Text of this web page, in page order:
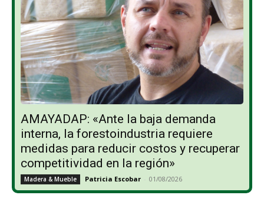
AMAYADAP: «Ante la baja demanda
interna, la forestoindustria requiere
medidas para reducir costos y recuperar
competitividad en la región»
Madera & Mueble Patricia Escobar - 01/08/2026